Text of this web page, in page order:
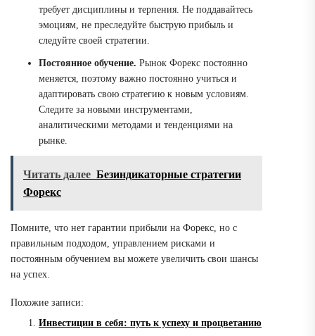
требует дисциплины и терпения. Не поддавайтесь
эмоциям, не преследуйте быструю прибыль и
следуйте своей стратегии.
Постоянное обучение. Рынок Форекс постоянно
меняется, поэтому важно постоянно учиться и
адаптировать свою стратегию к новым условиям.
Следите за новыми инструментами,
аналитическими методами и тенденциями на
рынке.
Читать далее Безиндикаторные стратегии
Форекс
Помните, что нет гарантии прибыли на Форекс, но с
правильным подходом, управлением рисками и
постоянным обучением вы можете увеличить свои шансы
на успех.
Похожие записи:
Инвестиции в себя: путь к успеху и процветанию